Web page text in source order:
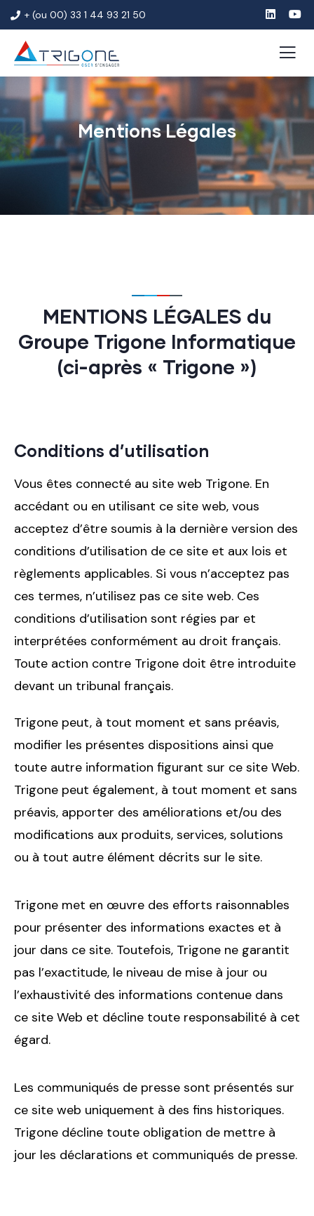
+ (ou 00) 33 1 44 93 21 50
Mentions Légales
MENTIONS LÉGALES du
Groupe Trigone Informatique
(ci-après « Trigone »)
Conditions d’utilisation
Vous êtes connecté au site web Trigone. En
accédant ou en utilisant ce site web, vous
acceptez d’être soumis à la dernière version des
conditions d’utilisation de ce site et aux lois et
règlements applicables. Si vous n’acceptez pas
ces termes, n’utilisez pas ce site web. Ces
conditions d’utilisation sont régies par et
interprétées conformément au droit français.
Toute action contre Trigone doit être introduite
devant un tribunal français.
Trigone peut, à tout moment et sans préavis,
modifier les présentes dispositions ainsi que
toute autre information figurant sur ce site Web.
Trigone peut également, à tout moment et sans
préavis, apporter des améliorations et/ou des
modifications aux produits, services, solutions
ou à tout autre élément décrits sur le site.
Trigone met en œuvre des efforts raisonnables
pour présenter des informations exactes et à
jour dans ce site. Toutefois, Trigone ne garantit
pas l’exactitude, le niveau de mise à jour ou
l’exhaustivité des informations contenue dans
ce site Web et décline toute responsabilité à cet
égard.
Les communiqués de presse sont présentés sur
ce site web uniquement à des fins historiques.
Trigone décline toute obligation de mettre à
jour les déclarations et communiqués de presse.